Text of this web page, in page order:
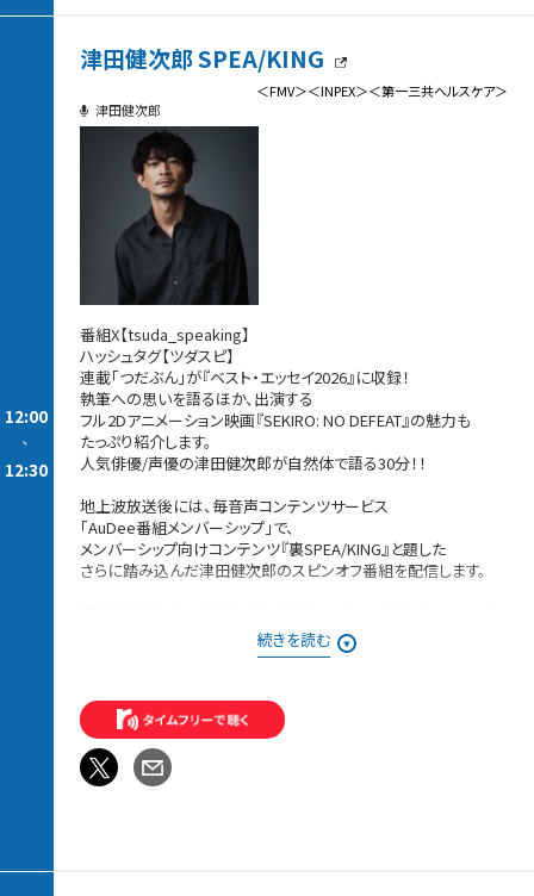
12:00
-
12:30
津田健次郎 SPEA/KING
＜FMV＞＜INPEX＞＜第一三共ヘルスケア＞
津田健次郎
番組X【tsuda_speaking】
ハッシュタグ【ツダスピ】
連載「つだぶん」が『ベスト・エッセイ2026』に収録！
執筆への思いを語るほか、出演する
フル2Dアニメーション映画『SEKIRO: NO DEFEAT』の魅力も
たっぷり紹介します。
人気俳優/声優の津田健次郎が自然体で語る30分！！
地上波放送後には、毎音声コンテンツサービス
「AuDee番組メンバーシップ」で、
メンバーシップ向けコンテンツ『裏SPEA/KING』と題した
さらに踏み込んだ津田健次郎のスピンオフ番組を配信します。
津田さんに話して欲しいこと、津田さんへの質問、
現在、番組メンバーシップコンテンツ『裏SPEA/KING』では
「おつかれサマーギフトキャンペーン」を開催中１
8月1日(土)0:00～8月31日(金)23:59の期間内に
続きを読む